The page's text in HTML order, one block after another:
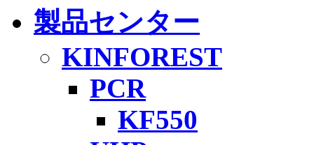
製品センター
KINFOREST
PCR
KF550